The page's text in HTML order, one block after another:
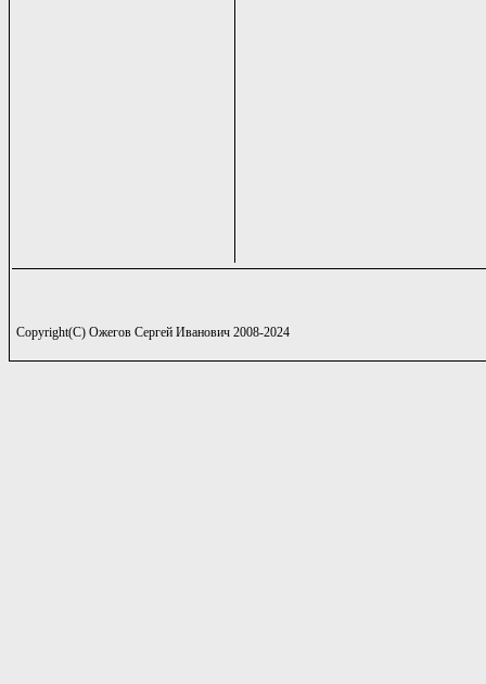
Copyright(C) Ожегов Сергей Иванович 2008-2024